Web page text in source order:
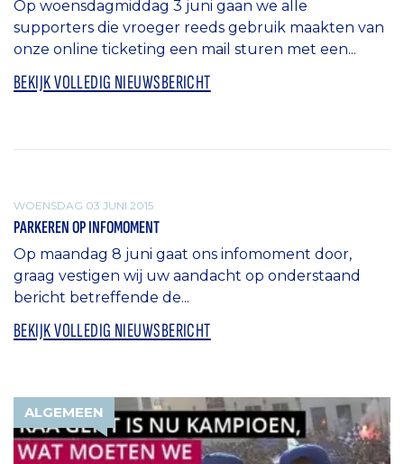
Op woensdagmiddag 3 juni gaan we alle
supporters die vroeger reeds gebruik maakten van
onze online ticketing een mail sturen met een...
BEKIJK VOLLEDIG NIEUWSBERICHT
WOENSDAG 03 JUNI 2015
PARKEREN OP INFOMOMENT
Op maandag 8 juni gaat ons infomoment door,
graag vestigen wij uw aandacht op onderstaand
bericht betreffende de...
BEKIJK VOLLEDIG NIEUWSBERICHT
ALGEMEEN